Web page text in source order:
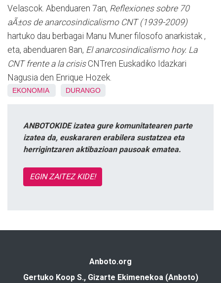
Velascok. Abenduaren 7an, Reflexiones sobre 70
aÃ±os de anarcosindicalismo CNT (1939-2009)
hartuko dau berbagai Manu Muner filosofo anarkistak ,
eta, abenduaren 8an, El anarcosindicalismo hoy. La
CNT frente a la crisisCNTren Euskadiko Idazkari
Nagusia den Enrique Hozek.
EKONOMIA DURANGO
ANBOTOKIDE izatea gure komunitatearen parte
izatea da, euskararen erabilera sustatzea eta
herrigintzaren aktibazioan pausoak ematea.
EGIN ZAITEZ KIDE!
Anboto.org
Gertuko Koop S., Gizarte Ekimenekoa (Anboto)